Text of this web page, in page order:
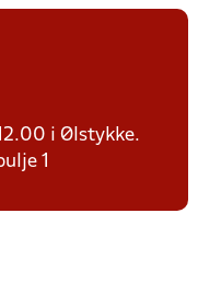
i Ølstykke.
1